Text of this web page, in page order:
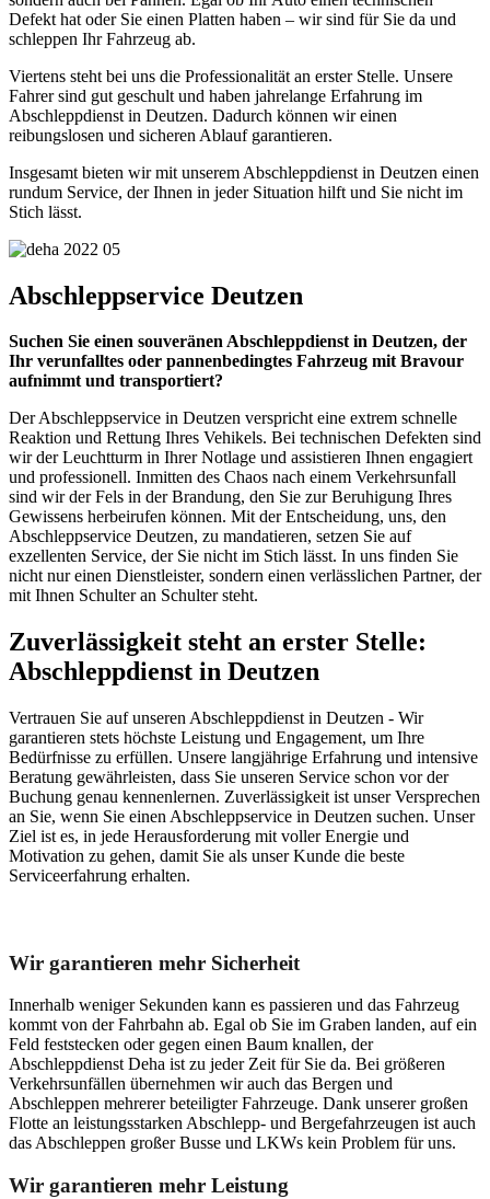
Defekt hat oder Sie einen Platten haben – wir sind für Sie da und
schleppen Ihr Fahrzeug ab.
Viertens steht bei uns die Professionalität an erster Stelle. Unsere
Fahrer sind gut geschult und haben jahrelange Erfahrung im
Abschleppdienst in Deutzen. Dadurch können wir einen
reibungslosen und sicheren Ablauf garantieren.
Insgesamt bieten wir mit unserem Abschleppdienst in Deutzen einen
rundum Service, der Ihnen in jeder Situation hilft und Sie nicht im
Stich lässt.
Abschleppservice Deutzen
Suchen Sie einen souveränen Abschleppdienst in Deutzen, der
Ihr verunfalltes oder pannenbedingtes Fahrzeug mit Bravour
aufnimmt und transportiert?
Der Abschleppservice in Deutzen verspricht eine extrem schnelle
Reaktion und Rettung Ihres Vehikels. Bei technischen Defekten sind
wir der Leuchtturm in Ihrer Notlage und assistieren Ihnen engagiert
und professionell. Inmitten des Chaos nach einem Verkehrsunfall
sind wir der Fels in der Brandung, den Sie zur Beruhigung Ihres
Gewissens herbeirufen können. Mit der Entscheidung, uns, den
Abschleppservice Deutzen, zu mandatieren, setzen Sie auf
exzellenten Service, der Sie nicht im Stich lässt. In uns finden Sie
nicht nur einen Dienstleister, sondern einen verlässlichen Partner, der
mit Ihnen Schulter an Schulter steht.
Zuverlässigkeit steht an erster Stelle:
Abschleppdienst in Deutzen
Vertrauen Sie auf unseren Abschleppdienst in Deutzen - Wir
garantieren stets höchste Leistung und Engagement, um Ihre
Bedürfnisse zu erfüllen. Unsere langjährige Erfahrung und intensive
Beratung gewährleisten, dass Sie unseren Service schon vor der
Buchung genau kennenlernen. Zuverlässigkeit ist unser Versprechen
an Sie, wenn Sie einen Abschleppservice in Deutzen suchen. Unser
Ziel ist es, in jede Herausforderung mit voller Energie und
Motivation zu gehen, damit Sie als unser Kunde die beste
Serviceerfahrung erhalten.
Wir garantieren mehr Sicherheit
Innerhalb weniger Sekunden kann es passieren und das Fahrzeug
kommt von der Fahrbahn ab. Egal ob Sie im Graben landen, auf ein
Feld feststecken oder gegen einen Baum knallen, der
Abschleppdienst Deha ist zu jeder Zeit für Sie da. Bei größeren
Verkehrsunfällen übernehmen wir auch das Bergen und
Abschleppen mehrerer beteiligter Fahrzeuge. Dank unserer großen
Flotte an leistungsstarken Abschlepp- und Bergefahrzeugen ist auch
das Abschleppen großer Busse und LKWs kein Problem für uns.
Wir garantieren mehr Leistung